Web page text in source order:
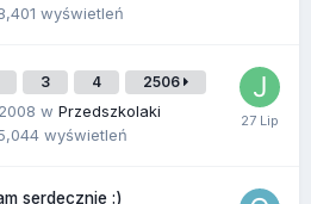
wyświetleń
3 4 2506
w Przedszkolaki
wyświetleń
serdecznie :)